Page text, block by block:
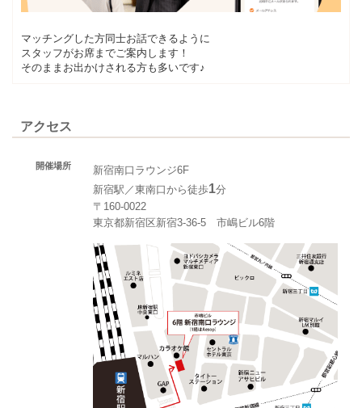
マッチングした方同士お話できるように
スタッフがお席までご案内します！
そのままお出かけされる方も多いです♪
アクセス
開催場所
新宿南口ラウンジ6F
新宿駅／東南口から徒歩1分
〒160-0022
東京都新宿区新宿3-36-5 市嶋ビル6階